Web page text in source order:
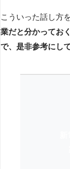
こういった話し方
業だと分かってお
で、是非参考にし